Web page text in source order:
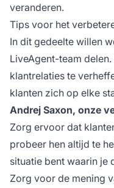
veranderen.
Tips voor het
In dit gedeelte willen
LiveAgent-team
klantrelaties te
klanten zich op elke
Andrej Saxon, onze
Zorg ervoor dat
probeer hen altijd te
situatie bent waarin je
Zorg voor de mening